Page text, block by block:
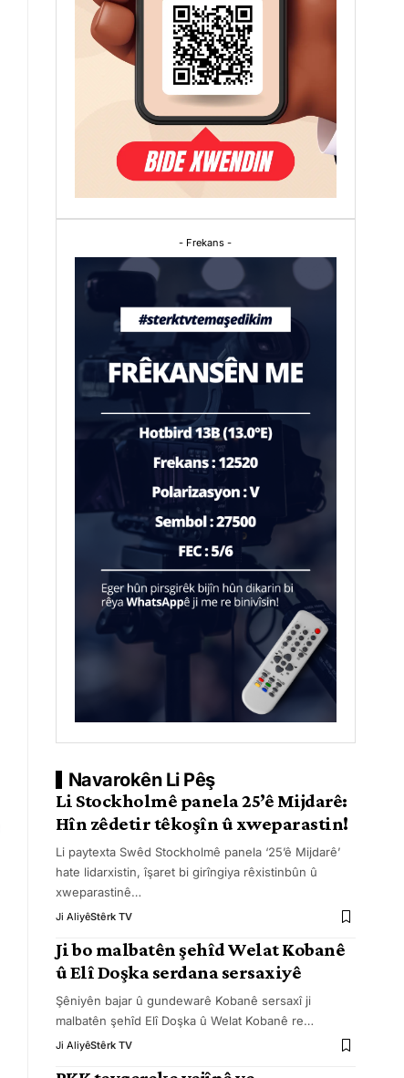
- Frekans -
Navarokên Li Pêş
Li Stockholmê panela 25’ê Mijdarê:
Hîn zêdetir têkoşîn û xweparastin!
Li paytexta Swêd Stockholmê panela ‘25’ê Mijdarê’
hate lidarxistin, îşaret bi girîngiya rêxistinbûn û
xweparastinê…
Ji AliyêStêrk TV
Ji bo malbatên şehîd Welat Kobanê
û Elî Doşka serdana sersaxiyê
Şêniyên bajar û gundewarê Kobanê sersaxî ji
malbatên şehîd Elî Doşka û Welat Kobanê re…
Ji AliyêStêrk TV